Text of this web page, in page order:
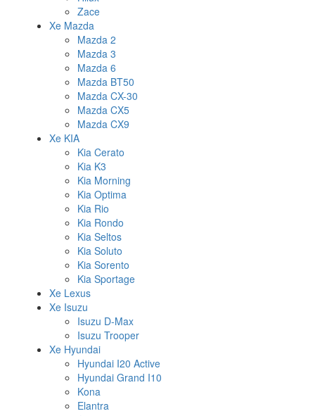
Zace
Xe Mazda
Mazda 2
Mazda 3
Mazda 6
Mazda BT50
Mazda CX-30
Mazda CX5
Mazda CX9
Xe KIA
Kia Cerato
Kia K3
Kia Morning
Kia Optima
Kia Rio
Kia Rondo
Kia Seltos
Kia Soluto
Kia Sorento
Kia Sportage
Xe Lexus
Xe Isuzu
Isuzu D-Max
Isuzu Trooper
Xe Hyundai
Hyundai I20 Active
Hyundai Grand I10
Kona
Elantra